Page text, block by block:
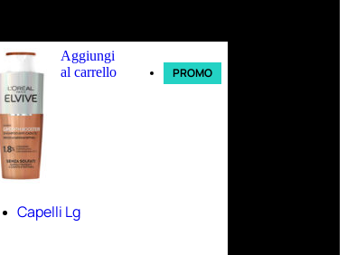
Aggiungi
al carrello
PROMO
Capelli Lg